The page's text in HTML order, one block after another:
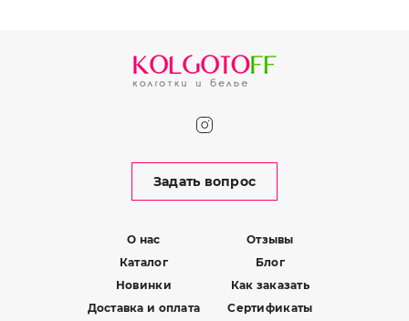
Задать вопрос
О нас
Каталог
Новинки
Доставка и оплата
Отзывы
Блог
Как заказать
Сертификаты